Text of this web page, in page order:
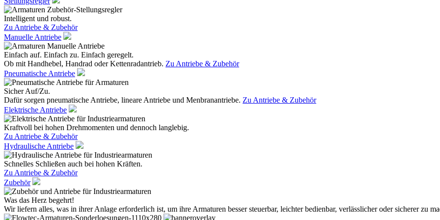
Intelligent und robust.
Zu Antriebe & Zubehör
Manuelle Antriebe
Einfach auf. Einfach zu. Einfach geregelt.
Ob mit Handhebel, Handrad oder Kettenradantrieb. Zu Antriebe & Zubehör
Pneumatische Antriebe
Sicher Auf/Zu.
Dafür sorgen pneumatische Antriebe, lineare Antriebe und Menbranantriebe. Zu Antriebe & Zubehör
Elektrische Antriebe
Kraftvoll bei hohen Drehmomenten und dennoch langlebig.
Zu Antriebe & Zubehör
Hydraulische Antriebe
Schnelles Schließen auch bei hohen Kräften.
Zu Antriebe & Zubehör
Zubehör
Was das Herz begehrt!
Wir liefern alles, was in ihrer Anlage erforderlich ist, um ihre Armaturen besser steuerbar, leichter bedienbar, verlässlicher oder sicherer zu